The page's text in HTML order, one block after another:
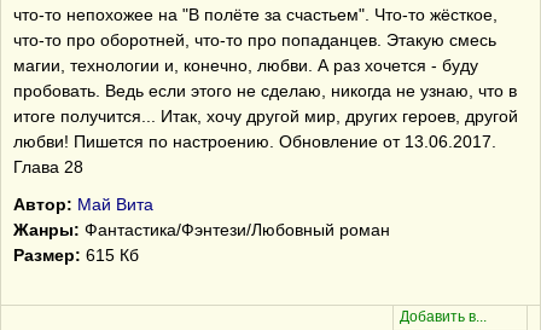
что-то непохожее на "В полёте за счастьем". Что-то жёсткое,
что-то про оборотней, что-то про попаданцев. Этакую смесь
магии, технологии и, конечно, любви. А раз хочется - буду
пробовать. Ведь если этого не сделаю, никогда не узнаю, что в
итоге получится... Итак, хочу другой мир, других героев, другой
любви! Пишется по настроению. Обновление от 13.06.2017.
Глава 28
Автор: Май Вита
Жанры: Фантастика/Фэнтези/Любовный роман
Размер: 615 Кб